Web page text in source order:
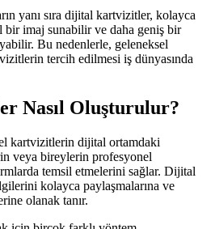
yanı sıra dijital kartvizitler, kolayca
imaj sunabilir ve daha geniş bir
Bu nedenlerle, geleneksel
tercih edilmesi iş dünyasında
Nasıl Oluşturulur?
kartvizitlerin dijital ortamdaki
veya bireylerin profesyonel
temsil etmelerini sağlar. Dijital
kolayca paylaşmalarına ve
olanak tanır.